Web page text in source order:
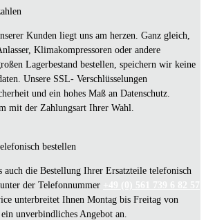
Kunden liegt uns am herzen. Ganz gleich,
Klimakompressoren oder andere
Lagerbestand bestellen, speichern wir keine
Unsere SSL- Verschlüsselungen
und ein hohes Maß an Datenschutz.
mit der Zahlungsart Ihrer Wahl.
bestellen
auch die Bestellung Ihrer Ersatzteile telefonisch
der Telefonnummer +49 (0) 561 739 6 82 57
unterbreitet Ihnen Montag bis Freitag von
unverbindliches Angebot an.